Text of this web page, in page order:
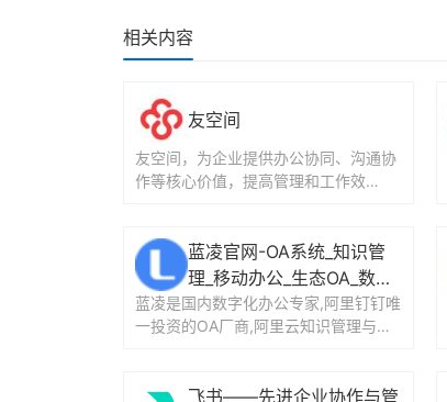
相关内容
友空间
友空间，为企业提供办公协同、沟通协
作等核心价值，提高管理和工作效
蓝凌官网-OA系统_知识管
理_移动办公_生态OA_数字
化办公专家
蓝凌是国内数字化办公专家,阿里钉钉唯
一投资的OA厂商,阿里云知识管理与协
飞书——先进企业协作与管